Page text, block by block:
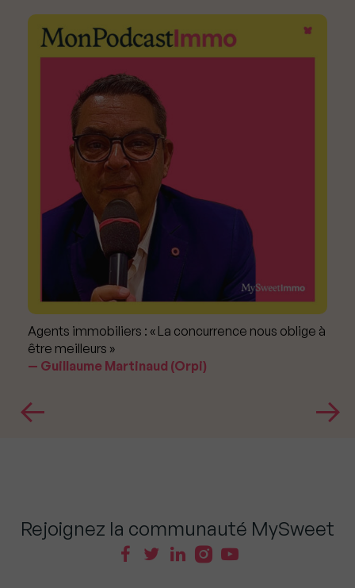
Agents immobiliers : « La concurrence nous oblige à
être meilleurs »
Guillaume Martinaud (Orpi)
Rejoignez la communauté MySweet